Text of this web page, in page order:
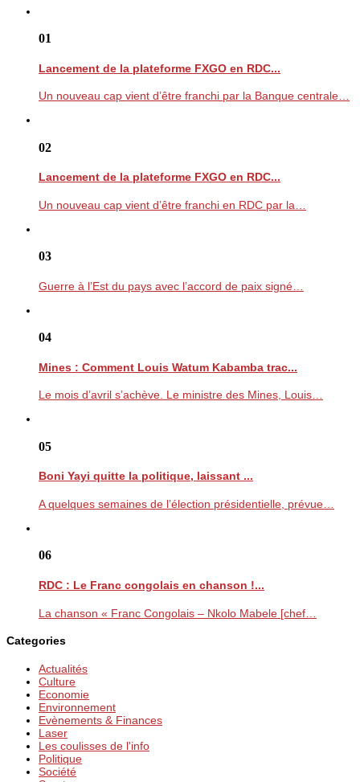
01
Lancement de la plateforme FXGO en RDC...
Un nouveau cap vient d’être franchi par la Banque centrale…
02
Lancement de la plateforme FXGO en RDC...
Un nouveau cap vient d’être franchi en RDC par la…
03
Guerre à l’Est du pays avec l’accord de paix signé…
04
Mines : Comment Louis Watum Kabamba trac...
Le mois d’avril s’achève. Le ministre des Mines, Louis…
05
Boni Yayi quitte la politique, laissant ...
A quelques semaines de l’élection présidentielle, prévue…
06
RDC : Le Franc congolais en chanson !...
La chanson « Franc Congolais – Nkolo Mabele [chef…
Categories
Actualités
Culture
Economie
Environnement
Evènements & Finances
Laser
Les coulisses de l'info
Politique
Société